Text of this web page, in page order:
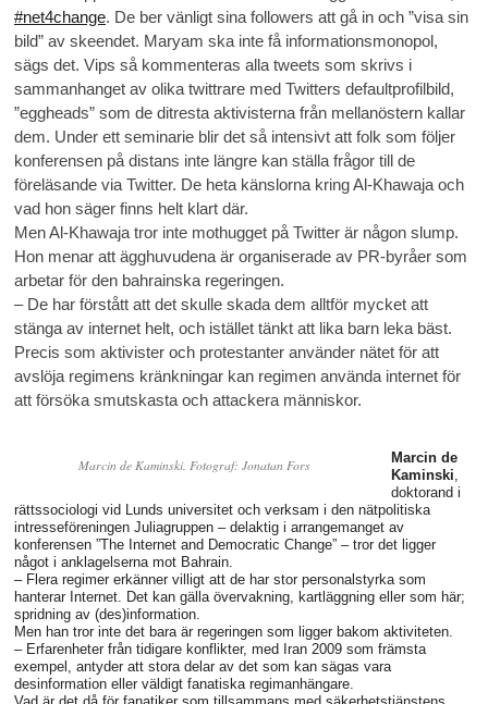
#net4change. De ber vänligt sina followers att gå in och ”visa sin
bild” av skeendet. Maryam ska inte få informationsmonopol,
sägs det. Vips så kommenteras alla tweets som skrivs i
sammanhanget av olika twittrare med Twitters defaultprofilbild,
”eggheads” som de ditresta aktivisterna från mellanöstern kallar
dem. Under ett seminarie blir det så intensivt att folk som följer
konferensen på distans inte längre kan ställa frågor till de
föreläsande via Twitter. De heta känslorna kring Al-Khawaja och
vad hon säger finns helt klart där.
Men Al-Khawaja tror inte mothugget på Twitter är någon slump.
Hon menar att ägghuvudena är organiserade av PR-byråer som
arbetar för den bahrainska regeringen.
– De har förstått att det skulle skada dem alltför mycket att
stänga av internet helt, och istället tänkt att lika barn leka bäst.
Precis som aktivister och protestanter använder nätet för att
avslöja regimens kränkningar kan regimen använda internet för
att försöka smutskasta och attackera människor.
Marcin de Kaminski. Fotograf: Jonatan Fors
Marcin de
Kaminski,
doktorand i
rättssociologi vid Lunds universitet och verksam i den nätpolitiska
intresseföreningen Juliagruppen – delaktig i arrangemanget av
konferensen ”The Internet and Democratic Change” – tror det ligger
något i anklagelserna mot Bahrain.
– Flera regimer erkänner villigt att de har stor personalstyrka som
hanterar Internet. Det kan gälla övervakning, kartläggning eller som här;
spridning av (des)information.
Men han tror inte det bara är regeringen som ligger bakom aktiviteten.
– Erfarenheter från tidigare konflikter, med Iran 2009 som främsta
exempel, antyder att stora delar av det som kan sägas vara
desinformation eller väldigt fanatiska regimanhängare.